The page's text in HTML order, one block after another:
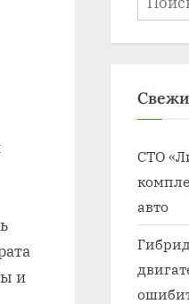
и
СТО
авто